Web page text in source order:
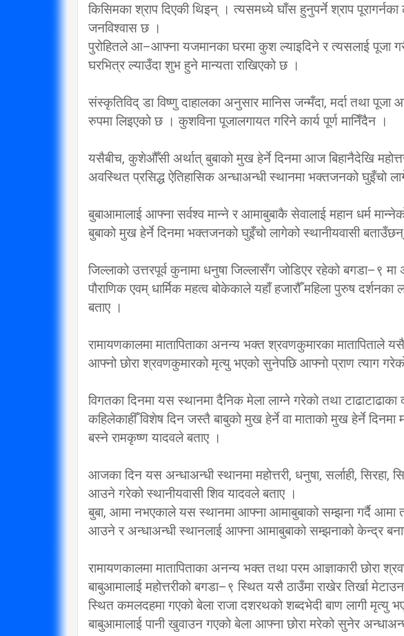
किसिमका श्राप दिएकी थिइन् । त्यसमध्ये घाँस हुनुपर्ने श्राप
जनविश्वास छ ।
पुरोहितले आ–आफ्ना यजमानका घरमा कुश ल्याइदिने र त्यसलाई पूजा
घरभित्र ल्याउँदा शुभ हुने मान्यता राखिएको छ ।
संस्कृतिविद् डा विष्णु दाहालका अनुसार मानिस जन्मँदा, मर्दा तथा पूजा
रुपमा लिइएको छ । कुशविना पूजालगायत गरिने कार्य पूर्ण मानिँदैन ।
यसैबीच, कुशेऔँसी अर्थात् बुबाको मुख हेर्ने दिनमा आज बिहानैदेखि
अवस्थित प्रसिद्ध ऐतिहासिक अन्धाअन्धी स्थानमा भक्तजनको घुइँचो
बुबाआमालाई आफ्ना सर्वश्व मान्ने र आमाबुबाकै सेवालाई महान धर्म
बुबाको मुख हेर्ने दिनमा भक्तजनको घुइँचो लागेको स्थानीयवासी
जिल्लाको उत्तरपूर्व कुनामा धनुषा जिल्लासँग जोडिएर रहेको बगडा–९
पौराणिक एवम् धार्मिक महत्व बोकेकाले यहाँ हजारौँ महिला पुरुष
बताए ।
रामायणकालमा मातापिताका अनन्य भक्त श्रवणकुमारका मातापिताले
आफ्नो छोरा श्रवणकुमारको मृत्यु भएको सुनेपछि आफ्नो प्राण त्याग
विगतका दिनमा यस स्थानमा दैनिक मेला लाग्ने गरेको तथा टाढाटाढाका
कहिलेकाहीँ विशेष दिन जस्तै बाबुको मुख हेर्ने वा माताको मुख हेर्ने
बस्ने रामकृष्ण यादवले बताए ।
आजका दिन यस अन्धाअन्धी स्थानमा महोत्तरी, धनुषा, सर्लाही, सिरहा,
आउने गरेको स्थानीयवासी शिव यादवले बताए ।
बुबा, आमा नभएकाले यस स्थानमा आफ्ना आमाबुबाको सम्झना गर्दै आमा
आउने र अन्धाअन्धी स्थानलाई आफ्ना आमाबुबाको सम्झनाको केन्द्र
रामायणकालमा मातापिताका अनन्य भक्त तथा परम आज्ञाकारी छोरा
बाबुआमालाई महोत्तरीको बगडा–९ स्थित यसै ठाउँमा राखेर तिर्खा
स्थित कमलदहमा गएको बेला राजा दशरथको शब्दभेदी बाण लागी मृत्यु
बाबुआमालाई पानी खुवाउन गएको बेला आफ्ना छोरा मरेको सुनेर
विप्लव समूह संविधानको
दायराभित्र आएर हिँड्नुको
विकल्प छैन् : मुख्यमन्त्री राई
3/10/2018
सरकारलाई विप्लव चुनौति,
गर्छ अब सरकार ?
2/21/2018